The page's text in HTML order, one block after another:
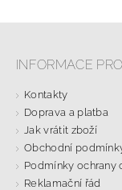
INFORMACE
Kontakty
Doprava a platba
Jak vrátit zboží
Obchodní
Podmínky ochrany
Reklamační řád